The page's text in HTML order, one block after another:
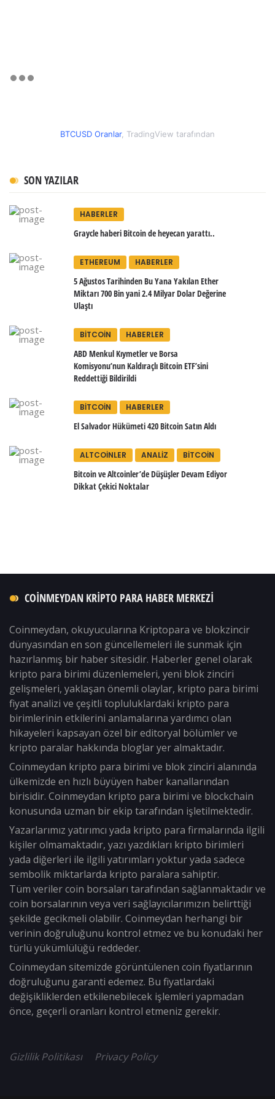
BTCUSD Oranlar, TradingView tarafından
SON YAZILAR
HABERLER
Graycle haberi Bitcoin de heyecan yarattı..
ETHEREUM HABERLER
5 Ağustos Tarihinden Bu Yana Yakılan Ether
Miktarı 700 Bin yani 2.4 Milyar Dolar Değerine
Ulaştı
BITCOIN HABERLER
ABD Menkul Kıymetler ve Borsa
Komisyonu’nun Kaldıraçlı Bitcoin ETF’sini
Reddettiği Bildirildi
BITCOIN HABERLER
El Salvador Hükümeti 420 Bitcoin Satın Aldı
ALTCOINLER ANALIZ BITCOIN
Bitcoin ve Altcoinler’de Düşüşler Devam Ediyor
Dikkat Çekici Noktalar
COINMEYDAN KRIPTO PARA HABER MERKEZI
Coinmeydan, okuyucularına Kriptopara ve blokzincir
dünyasından en son güncellemeleri ile sunmak için
hazırlanmış bir haber sitesidir. Haberler genel olarak
kripto para birimi düzenlemeleri, yeni blok zinciri
gelişmeleri, yaklaşan önemli olaylar, kripto para birimi
fiyat analizi ve çeşitli topluluklardaki kripto para
birimlerinin etkilerini anlamalarına yardımcı olan
hikayeleri kapsayan özel bir editoryal bölümler ve
kripto paralar hakkında bloglar yer almaktadır.
Coinmeydan kripto para birimi ve blok zinciri alanında
ülkemizde en hızlı büyüyen haber kanallarından
birisidir. Coinmeydan kripto para birimi ve blockchain
konusunda uzman bir ekip tarafından işletilmektedir.
Yazarlarımız yatırımcı yada kripto para firmalarında ilgili
kişiler olmamaktadır, yazı yazdıkları kripto birimleri
yada diğerleri ile ilgili yatırımları yoktur yada sadece
sembolik miktarlarda kripto paralara sahiptir.
Tüm veriler coin borsaları tarafından sağlanmaktadır ve
coin borsalarının veya veri sağlayıcılarımızın belirttiği
şekilde gecikmeli olabilir. Coinmeydan herhangi bir
verinin doğruluğunu kontrol etmez ve bu konudaki her
türlü yükümlülüğü reddeder.
Coinmeydan sitemizde görüntülenen coin fiyatlarının
doğruluğunu garanti edemez. Bu fiyatlardaki
değişikliklerden etkilenebilecek işlemleri yapmadan
önce, geçerli oranları kontrol etmeniz gerekir.
Gizlilik Politikası Privacy Policy